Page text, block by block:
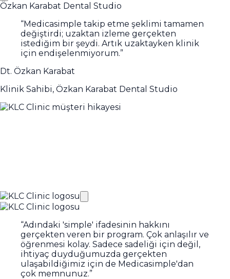
Özkan Karabat Dental Studio
“Medicasimple takip etme şeklimi tamamen
değiştirdi; uzaktan izleme gerçekten
istediğim bir şeydi. Artık uzaktayken klinik
için endişelenmiyorum.”
Dt. Özkan Karabat
Klinik Sahibi, Özkan Karabat Dental Studio
“Adındaki 'simple' ifadesinin hakkını
gerçekten veren bir program. Çok anlaşılır ve
öğrenmesi kolay. Sadece sadeliği için değil,
ihtiyaç duyduğumuzda gerçekten
ulaşabildiğimiz için de Medicasimple'dan
çok memnunuz.”